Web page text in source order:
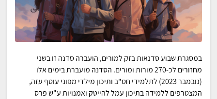
במסגרת שבוע סדנאות בזק למורים, הועברה סדנה זו בשני
מחזורים לכ-270 מורות ומורים. הסדנה מועברת בימים אלו
(נובמבר 2023) לתלמידי חט"ב ותיכון מילדי מפוני עוטף עזה,
המצטרפים ללמידה בתיכון עמל להייטק ואמנויות ע"ש פרס